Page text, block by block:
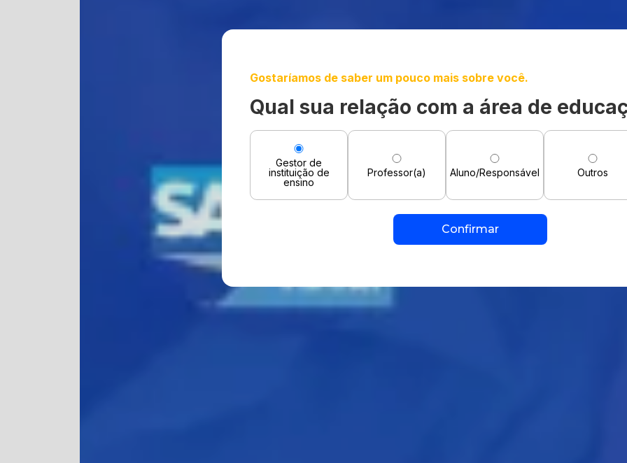
Gostaríamos de saber um pouco mais sobre você.
Qual sua relação com a área de
Gestor de
instituição de
ensino
Professor(a) Aluno/Responsável Outros